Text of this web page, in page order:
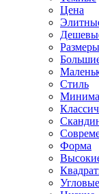
Цена
Размеры
Стиль
Форма
Угловые